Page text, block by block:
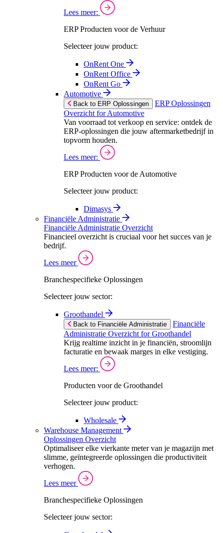
Lees meer:
ERP Producten voor de Verhuur
Selecteer jouw product:
OnRent One
OnRent Office
OnRent Go
Automotive
Back to ERP Oplossingen
ERP Oplossingen
Overzicht for Automotive
Van voorraad tot verkoop en service: ontdek de
ERP-oplossingen die jouw aftermarketbedrijf in
topvorm houden.
Lees meer:
ERP Producten voor de Automotive
Selecteer jouw product:
Dimasys
Financiële Administratie
Financiële Administratie Overzicht
Financieel overzicht is cruciaal voor het succes van je
bedrijf.
Lees meer
Branchespecifieke Oplossingen
Selecteer jouw sector:
Groothandel
Back to Financiële Administratie
Financiële
Administratie Overzicht for Groothandel
Krijg realtime inzicht in je financiën, stroomlijn
facturatie en bewaak marges in elke vestiging.
Lees meer:
Producten voor de Groothandel
Selecteer jouw product:
Wholesale
Warehouse Management
Oplossingen Overzicht
Optimaliseer elke vierkante meter van je magazijn met
slimme, geïntegreerde oplossingen die productiviteit
verhogen.
Lees meer
Branchespecifieke Oplossingen
Selecteer jouw sector: